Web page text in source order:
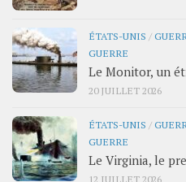
ÉTATS-UNIS /
GUERRE
Le Monitor, un
20 JUILLET 2026
ÉTATS-UNIS /
GUERRE
Le Virginia, le
12 JUILLET 2026